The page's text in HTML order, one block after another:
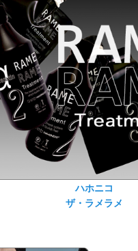
ハホニコ
ザ・ラメラメ